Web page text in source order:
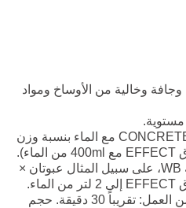
وجافة وخالية من الأوساخ ومواد
اخلط مسحوق CONCRETE EFFECT مع الماء بنسبة وزن
أضف حوالي 2% من صبغة WB، على سبيل المثال عبوتان ×
ضع المادة بالمِسطرينة. زمن العمل: تقريباً 30 دقيقة. حجم